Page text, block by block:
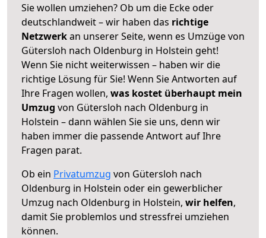
Sie wollen umziehen? Ob um die Ecke oder
deutschlandweit – wir haben das richtige
Netzwerkan unserer Seite, wenn es Umzüge von
Gütersloh nach Oldenburg in Holstein geht!
Wenn Sie nicht weiterwissen – haben wir die
richtige Lösung für Sie! Wenn Sie Antworten auf
Ihre Fragen wollen, was kostet überhaupt mein
Umzug von Gütersloh nach Oldenburg in
Holstein – dann wählen Sie sie uns, denn wir
haben immer die passende Antwort auf Ihre
Fragen parat.
Ob ein Privatumzug von Gütersloh nach
Oldenburg in Holstein oder ein gewerblicher
Umzug nach Oldenburg in Holstein, wir helfen,
damit Sie problemlos und stressfrei umziehen
können.